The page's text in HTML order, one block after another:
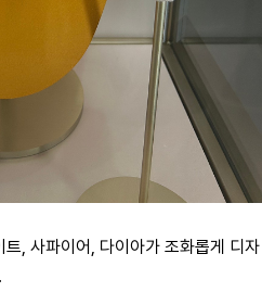
, 사파이어, 다이아가 조화롭게 디자